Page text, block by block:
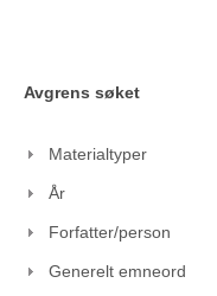
Avgrens søket
Materialtyper
År
Forfatter/person
Generelt emneord